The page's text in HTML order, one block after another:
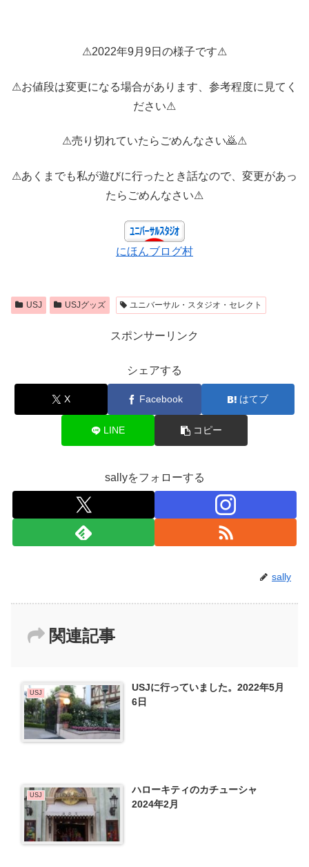
⚠2022年9月9日の様子です⚠
⚠お値段は変更になる場合があります、参考程度に見てく
ださい⚠
⚠売り切れていたらごめんなさい🙇⚠
⚠あくまでも私が遊びに行ったとき話なので、変更があっ
たらごめんなさい⚠
にほんブログ村
USJ USJグッズ ユニバーサル・スタジオ・セレクト
スポンサーリンク
シェアする
X Facebook はてブ
LINE コピー
sallyをフォローする
sally
関連記事
USJ
USJに行っていました。2022年5月
6日
USJ
ハローキティのカチューシャ
2024年2月